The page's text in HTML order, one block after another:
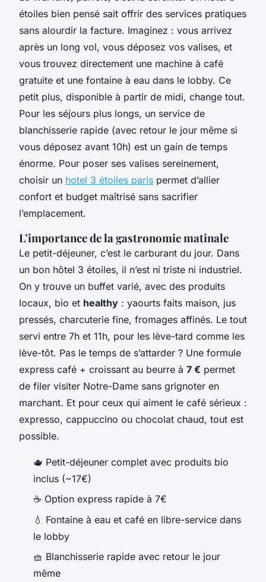
étoiles bien pensé sait offrir des services pratiques
sans alourdir la facture. Imaginez : vous arrivez
après un long vol, vous déposez vos valises, et
vous trouvez directement une machine à café
gratuite et une fontaine à eau dans le lobby. Ce
petit plus, disponible à partir de midi, change tout.
Pour les séjours plus longs, un service de
blanchisserie rapide (avec retour le jour même si
vous déposez avant 10h) est un gain de temps
énorme. Pour poser ses valises sereinement,
choisir un hotel 3 étoiles paris permet d’allier
confort et budget maîtrisé sans sacrifier
l’emplacement.
L’importance de la gastronomie matinale
Le petit-déjeuner, c’est le carburant du jour. Dans
un bon hôtel 3 étoiles, il n’est ni triste ni industriel.
On y trouve un buffet varié, avec des produits
locaux, bio et healthy : yaourts faits maison, jus
pressés, charcuterie fine, fromages affinés. Le tout
servi entre 7h et 11h, pour les lève-tard comme les
lève-tôt. Pas le temps de s’attarder ? Une formule
express café + croissant au beurre à 7 € permet
de filer visiter Notre-Dame sans grignoter en
marchant. Et pour ceux qui aiment le café sérieux :
expresso, cappuccino ou chocolat chaud, tout est
possible.
🫖 Petit-déjeuner complet avec produits bio
inclus (~17€)
☕ Option express rapide à 7€
💧 Fontaine à eau et café en libre-service dans
le lobby
🧺 Blanchisserie rapide avec retour le jour
même